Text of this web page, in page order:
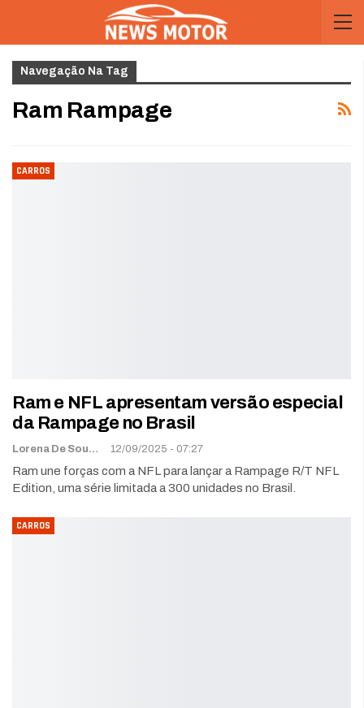
Navegação Na Tag
Ram Rampage
CARROS
Ram e NFL apresentam versão especial
da Rampage no Brasil
Lorena De Sousa 12/09/2025 - 07:27
Ram une forças com a NFL para lançar a Rampage R/T NFL
Edition, uma série limitada a 300 unidades no Brasil.
CARROS